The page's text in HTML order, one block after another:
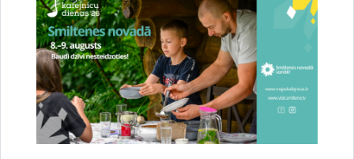
Vai šī informācija bija noderīga?
Sniegt atsauksmi